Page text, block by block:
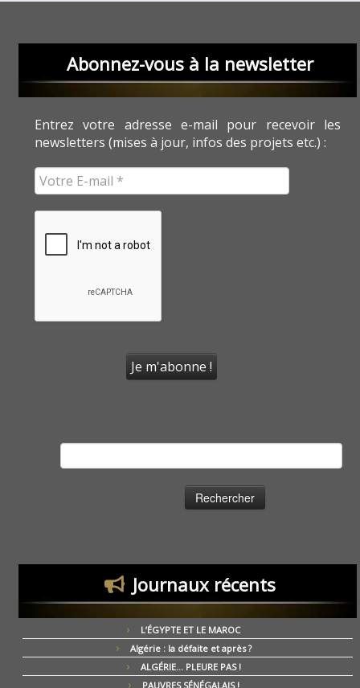
Abonnez-vous à la newsletter
Entrez votre adresse e-mail pour recevoir les
newsletters (mises à jour, infos des projets etc.) :
Journaux récents
L’ÉGYPTE ET LE MAROC
Algérie : la défaite et après ?
ALGÉRIE… PLEURE PAS !
PAUVRES SÉNÉGALAIS !